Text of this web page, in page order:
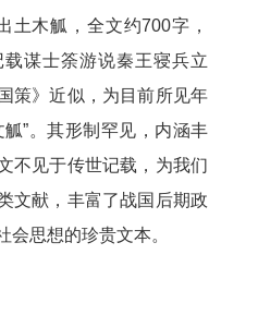
土木觚，全文约700字，
谋士筡游说秦王寝兵立
策》近似，为目前所见年
”。其形制罕见，内涵丰
不见于传世记载，为我们
文献，丰富了战国后期政
会思想的珍贵文本。